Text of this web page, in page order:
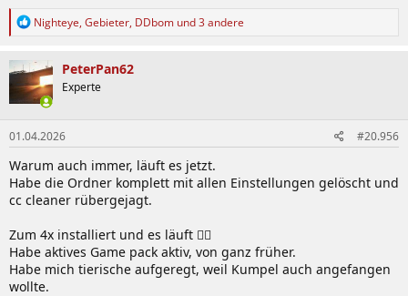
R
k
t
i
o
n
e
n
:
Nighteye, Gebieter, DDbom und 3 andere
PeterPan62
Experte
01.04.2026 #20.956
Warum auch immer, läuft es jetzt.
Habe die Ordner komplett mit allen Einstellungen gelöscht und
cc cleaner rübergejagt.
Zum 4x installiert und es läuft 🤷‍♀️
Habe aktives Game pack aktiv, von ganz früher.
Habe mich tierische aufgeregt, weil Kumpel auch angefangen
wollte.